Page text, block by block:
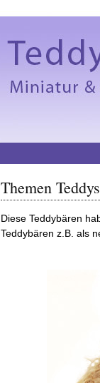
Themen Teddys
Diese Teddybären
Teddybären z.B. als